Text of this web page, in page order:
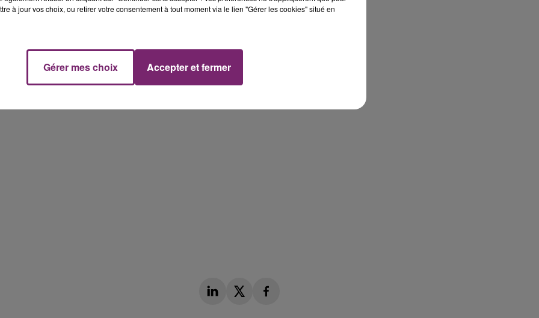
la rage sont "plutôt positifs", selon le père. La famille a
suivi l'événement. La mairie est en charge du dossier.
son bailleur. Il estime que c'est un monceau d'ordures
des rongeurs.
à jour vos choix, ou retirer votre consentement à tout moment via le lien "Gérer les cookies" situé en
Gérer mes choix Accepter et fermer